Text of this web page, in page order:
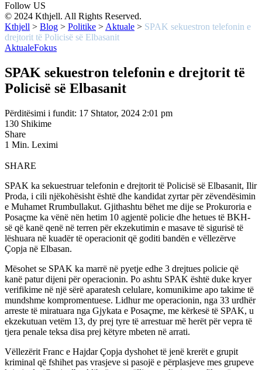
Follow US
© 2024 Kthjell. All Rights Reserved.
Kthjell > Blog > Politike > Aktuale > SPAK sekuestron telefonin e
drejtorit të Policisë së Elbasanit
AktualeFokus
SPAK sekuestron telefonin e drejtorit të
Policisë së Elbasanit
Përditësimi i fundit: 17 Shtator, 2024 2:01 pm
130 Shikime
Share
1 Min. Leximi
SHARE
SPAK ka sekuestruar telefonin e drejtorit të Policisë së Elbasanit, Ilir
Proda, i cili njëkohësisht është dhe kandidat zyrtar për zëvendësimin
e Muhamet Rrumbullakut. Gjithashtu bëhet me dije se Prokuroria e
Posaçme ka vënë nën hetim 10 agjentë policie dhe hetues të BKH-
së që kanë qenë në terren për ekzekutimin e masave të sigurisë të
lëshuara në kuadër të operacionit që goditi bandën e vëllezërve
Çopja në Elbasan.
Mësohet se SPAK ka marrë në pyetje edhe 3 drejtues policie që
kanë patur dijeni për operacionin. Po ashtu SPAK është duke kryer
verifikime në një sërë aparatesh celulare, komunikime apo takime të
mundshme kompromentuese. Lidhur me operacionin, nga 33 urdhër
arreste të miratuara nga Gjykata e Posaçme, me kërkesë të SPAK, u
ekzekutuan vetëm 13, dy prej tyre të arrestuar më herët për vepra të
tjera penale teksa disa prej këtyre mbeten në arrati.
Vëllezërit Franc e Hajdar Çopja dyshohet të jenë krerët e grupit
kriminal që fshihet pas vrasjeve si pasojë e përplasjeve mes grupeve